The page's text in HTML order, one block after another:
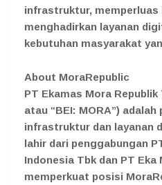
infrastruktur,
menghadirkan layanan
kebutuhan masyarakat
About MoraRepublic
PT Ekamas Mora Republik
atau “BEI: MORA”) adalah
infrastruktur dan layanan
lahir dari penggabungan
Indonesia Tbk dan PT Eka
memperkuat posisi